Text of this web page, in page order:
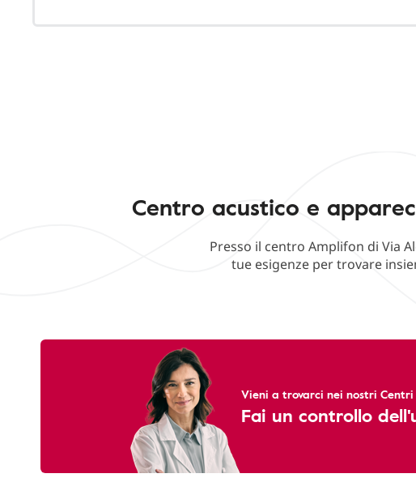
Centro acustico e
Presso il centro Amplifon di Via
tue esigenze per trovare
Vieni a trovarci nei nostri Centri
Fai un controllo